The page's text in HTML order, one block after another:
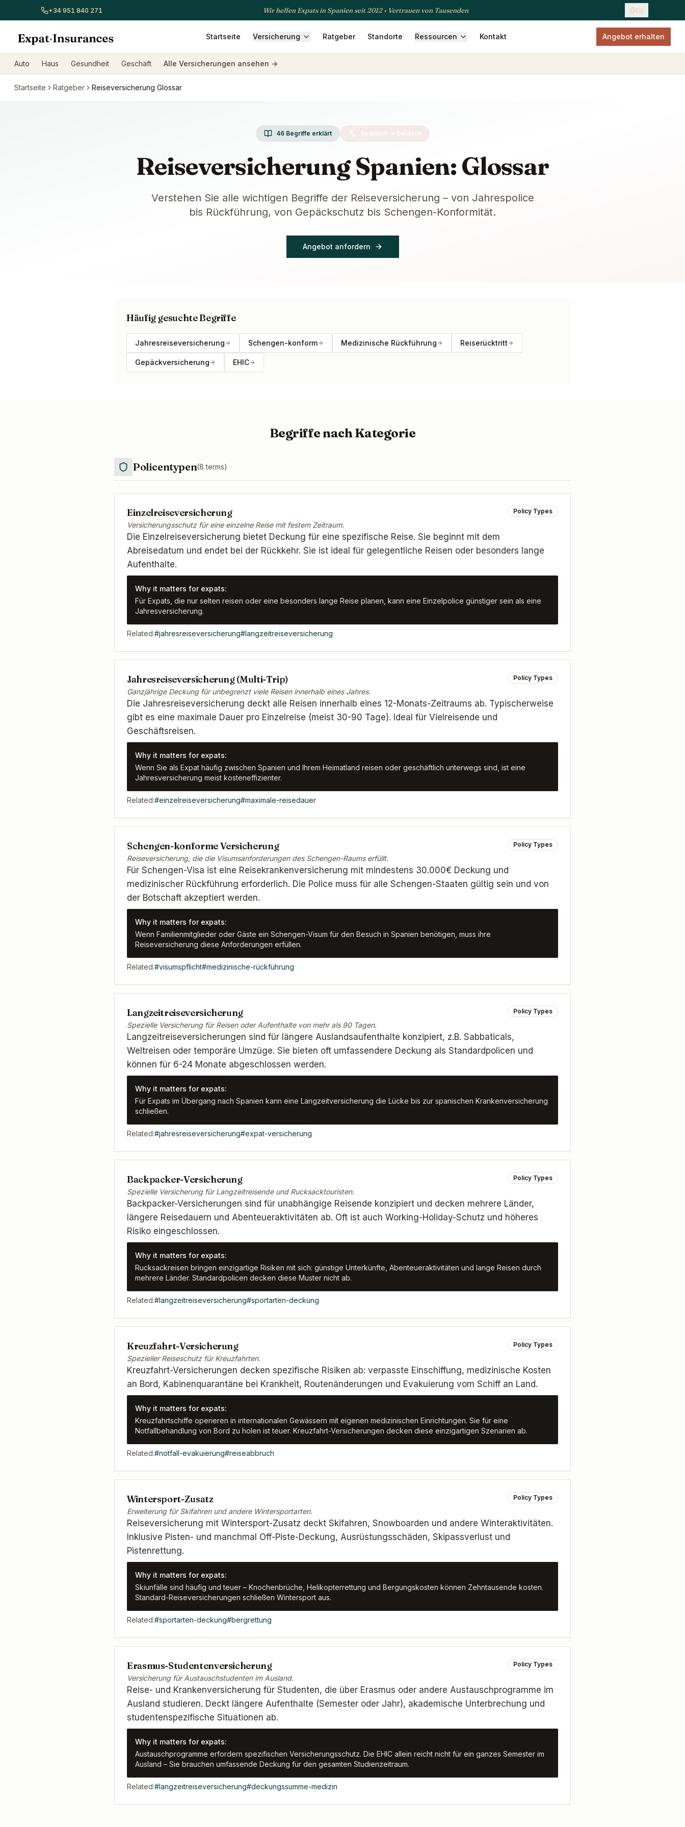
+34 951 840 271 Wir helfen Expats in Spanien seit 2012 • Vertrauen von Tausenden DE
Startseite Versicherung Ratgeber Standorte Ressourcen Kontakt Angebot erhalten
Alle Versicherungen ansehen Autoversicherung Hausversicherung Krankenversicherung
Auto Haus Gesundheit Geschäft Alle Versicherungen ansehen →
Startseite Ratgeber Reiseversicherung Glossar
46Begriffe erklärt
Reiseversicherung Spanien: Glossar
Verstehen Sie alle wichtigen Begriffe der Reiseversicherung – von Jahrespolice
bis Rückführung, von Gepäckschutz bis Schengen-Konformität.
Angebot anfordern
Häufig gesuchte Begriffe
Jahresreiseversicherung Schengen-konform Medizinische Rückführung Reiserücktritt
Gepäckversicherung EHIC
Begriffe nach Kategorie
Policentypen(8 terms)
Einzelreiseversicherung
Versicherungsschutz für eine einzelne Reise mit festem Zeitraum.
Policy Types
Die Einzelreiseversicherung bietet Deckung für eine spezifische Reise. Sie beginnt mit dem
Abreisedatum und endet bei der Rückkehr. Sie ist ideal für gelegentliche Reisen oder besonders lange
Aufenthalte.
Why it matters for expats:
Für Expats, die nur selten reisen oder eine besonders lange Reise planen, kann eine Einzelpolice günstiger sein als eine
Jahresversicherung.
Related:#jahresreiseversicherung#langzeitreiseversicherung
Jahresreiseversicherung (Multi-Trip)
Ganzjährige Deckung für unbegrenzt viele Reisen innerhalb eines Jahres.
Policy Types
Die Jahresreiseversicherung deckt alle Reisen innerhalb eines 12-Monats-Zeitraums ab. Typischerweise
gibt es eine maximale Dauer pro Einzelreise (meist 30-90 Tage). Ideal für Vielreisende und
Geschäftsreisen.
Why it matters for expats:
Wenn Sie als Expat häufig zwischen Spanien und Ihrem Heimatland reisen oder geschäftlich unterwegs sind, ist eine
Jahresversicherung meist kosteneffizienter.
Related:#einzelreiseversicherung#maximale-reisedauer
Schengen-konforme Versicherung
Reiseversicherung, die die Visumsanforderungen des Schengen-Raums erfüllt.
Policy Types
Für Schengen-Visa ist eine Reisekrankenversicherung mit mindestens 30.000€ Deckung und
medizinischer Rückführung erforderlich. Die Police muss für alle Schengen-Staaten gültig sein und von
der Botschaft akzeptiert werden.
Why it matters for expats:
Wenn Familienmitglieder oder Gäste ein Schengen-Visum für den Besuch in Spanien benötigen, muss ihre
Reiseversicherung diese Anforderungen erfüllen.
Related:#visumspflicht#medizinische-rückführung
Langzeitreiseversicherung
Spezielle Versicherung für Reisen oder Aufenthalte von mehr als 90 Tagen.
Policy Types
Langzeitreiseversicherungen sind für längere Auslandsaufenthalte konzipiert, z.B. Sabbaticals,
Weltreisen oder temporäre Umzüge. Sie bieten oft umfassendere Deckung als Standardpolicen und
können für 6-24 Monate abgeschlossen werden.
Why it matters for expats:
Für Expats im Übergang nach Spanien kann eine Langzeitversicherung die Lücke bis zur spanischen Krankenversicherung
schließen.
Related:#jahresreiseversicherung#expat-versicherung
Backpacker-Versicherung
Spezielle Versicherung für Langzeitreisende und Rucksacktouristen.
Policy Types
Backpacker-Versicherungen sind für unabhängige Reisende konzipiert und decken mehrere Länder,
längere Reisedauern und Abenteueraktivitäten ab. Oft ist auch Working-Holiday-Schutz und höheres
Risiko eingeschlossen.
Why it matters for expats:
Rucksackreisen bringen einzigartige Risiken mit sich: günstige Unterkünfte, Abenteueraktivitäten und lange Reisen durch
mehrere Länder. Standardpolicen decken diese Muster nicht ab.
Related:#langzeitreiseversicherung#sportarten-deckung
Kreuzfahrt-Versicherung
Spezieller Reiseschutz für Kreuzfahrten.
Policy Types
Kreuzfahrt-Versicherungen decken spezifische Risiken ab: verpasste Einschiffung, medizinische Kosten
an Bord, Kabinenquarantäne bei Krankheit, Routenänderungen und Evakuierung vom Schiff an Land.
Why it matters for expats:
Kreuzfahrtschiffe operieren in internationalen Gewässern mit eigenen medizinischen Einrichtungen. Sie für eine
Notfallbehandlung von Bord zu holen ist teuer. Kreuzfahrt-Versicherungen decken diese einzigartigen Szenarien ab.
Related:#notfall-evakuierung#reiseabbruch
Wintersport-Zusatz
Erweiterung für Skifahren und andere Wintersportarten.
Policy Types
Reiseversicherung mit Wintersport-Zusatz deckt Skifahren, Snowboarden und andere Winteraktivitäten.
Inklusive Pisten- und manchmal Off-Piste-Deckung, Ausrüstungsschäden, Skipassverlust und
Pistenrettung.
Why it matters for expats:
Skiunfälle sind häufig und teuer – Knochenbrüche, Helikopterrettung und Bergungskosten können Zehntausende kosten.
Standard-Reiseversicherungen schließen Wintersport aus.
Related:#sportarten-deckung#bergrettung
Erasmus-Studentenversicherung
Versicherung für Austauschstudenten im Ausland.
Policy Types
Reise- und Krankenversicherung für Studenten, die über Erasmus oder andere Austauschprogramme im
Ausland studieren. Deckt längere Aufenthalte (Semester oder Jahr), akademische Unterbrechung und
studentenspezifische Situationen ab.
Why it matters for expats:
Austauschprogramme erfordern spezifischen Versicherungsschutz. Die EHIC allein reicht nicht für ein ganzes Semester im
Ausland – Sie brauchen umfassende Deckung für den gesamten Studienzeitraum.
Related:#langzeitreiseversicherung#deckungssumme-medizin